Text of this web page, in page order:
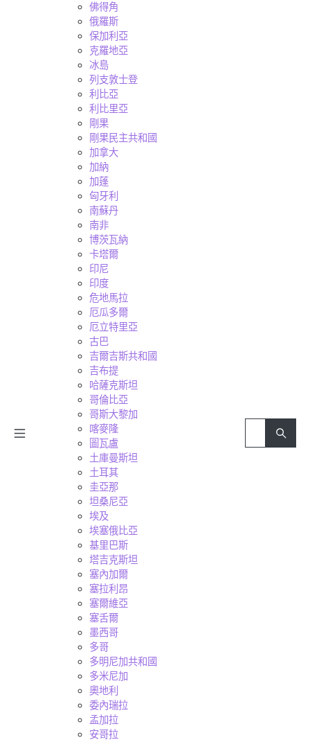
佛得角
俄羅斯
保加利亞
克羅地亞
冰島
列支敦士登
利比亞
利比里亞
剛果
剛果民主共和國
加拿大
加納
加蓬
匈牙利
南蘇丹
南非
博茨瓦納
卡塔爾
印尼
印度
危地馬拉
厄瓜多爾
厄立特里亞
古巴
吉爾吉斯共和國
吉布提
哈薩克斯坦
哥倫比亞
哥斯大黎加
喀麥隆
圖瓦盧
土庫曼斯坦
土耳其
圭亞那
坦桑尼亞
埃及
埃塞俄比亞
基里巴斯
塔吉克斯坦
塞內加爾
塞拉利昂
塞爾維亞
塞舌爾
墨西哥
多哥
多明尼加共和國
多米尼加
奧地利
委內瑞拉
孟加拉
安哥拉